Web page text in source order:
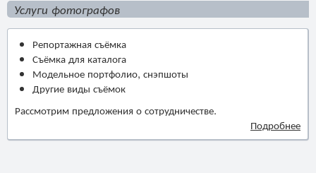
Услуги фотографов
Репортажная съёмка
Съёмка для каталога
Модельное портфолио, снэпшоты
Другие виды съёмок
Рассмотрим предложения о сотрудничестве.
Подробнее